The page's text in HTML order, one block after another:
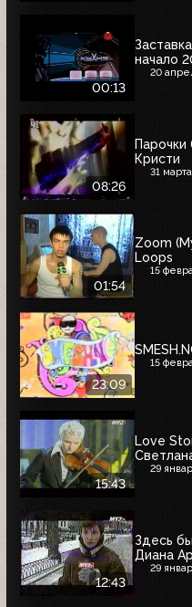
00:13
начало
20
08:26
Парочки
Кристи
31
01:54
Zoom
Loops
15
23:09
15
15:43
Love
29
12:43
Здесь
Диана
29